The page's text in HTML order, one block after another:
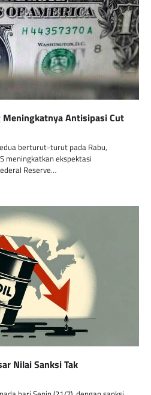
Antisipasi Cut
berturut-turut pada Rabu,
meningkatkan ekspektasi
Reserve…
Nilai Sanksi Tak